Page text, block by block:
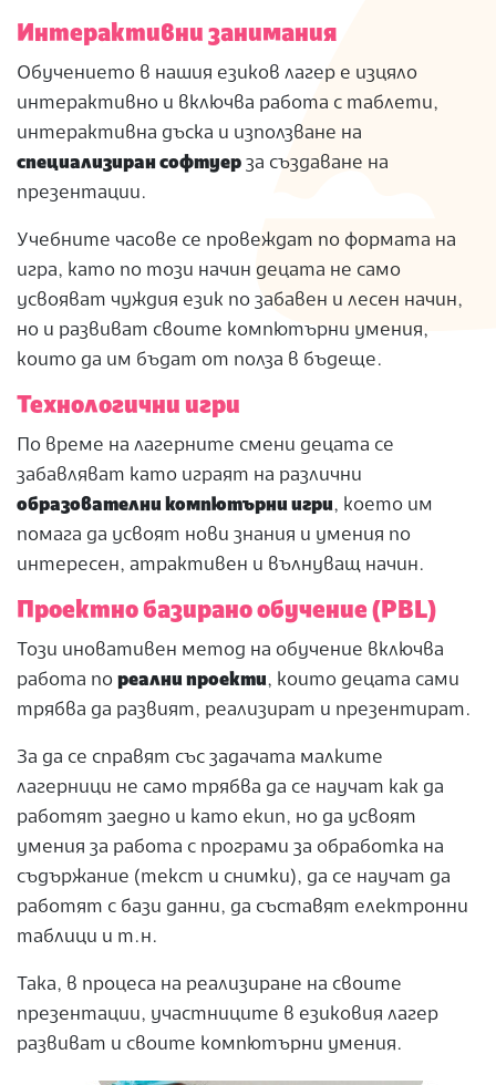
Интерактивни занимания
Обучението в нашия езиков лагер е изцяло
интерактивно и включва работа с таблети,
интерактивна дъска и използване на
специализиран софтуер за създаване на
презентации.
Учебните часове се провеждат по формата на
игра, като по този начин децата не само
усвояват чуждия език по забавен и лесен начин,
но и развиват своите компютърни умения,
които да им бъдат от полза в бъдеще.
Технологични игри
По време на лагерните смени децата се
забавляват като играят на различни
образователни компютърни игри, което им
помага да усвоят нови знания и умения по
интересен, атрактивен и вълнуващ начин.
Проектно базирано обучение (PBL)
Този иновативен метод на обучение включва
работа по реални проекти, които децата сами
трябва да развият, реализират и презентират.
За да се справят със задачата малките
лагерници не само трябва да се научат как да
работят заедно и като екип, но да усвоят
умения за работа с програми за обработка на
съдържание (текст и снимки), да се научат да
работят с бази данни, да съставят електронни
таблици и т.н.
Така, в процеса на реализиране на своите
презентации, участниците в езиковия лагер
развиват и своите компютърни умения.